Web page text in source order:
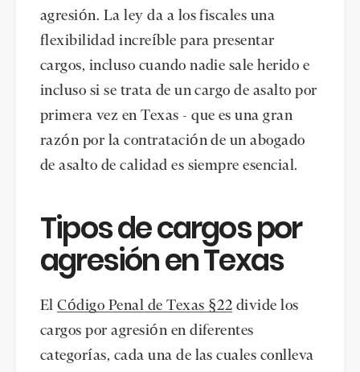
agresión. La ley da a los fiscales una
flexibilidad increíble para presentar
cargos, incluso cuando nadie sale herido e
incluso si se trata de un cargo de asalto por
primera vez en Texas - que es una gran
razón por la contratación de un abogado
de asalto de calidad es siempre esencial.
Tipos de cargos por
agresión en Texas
ElCódigo Penal de Texas §22 divide los
cargos por agresión en diferentes
categorías, cada una de las cuales conlleva